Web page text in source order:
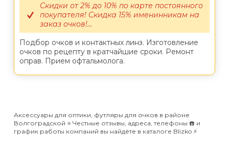
Подбор очков и контактных линз. Изготовление
очков по рецепту в кратчайшие сроки. Ремонт
оправ. Прием офтальмолога.
Скидки от 2% до 10% по карте постоянного
покупателя! Скидка 15% именинникам на
заказ очков!...
Аксессуары для оптики, футляры для очков в районе
Волгоградской ⭐️ Честные отзывы, адреса, телефоны ☎️ и
график работы компаний вы найдёте в каталоге Blizko ⚡️